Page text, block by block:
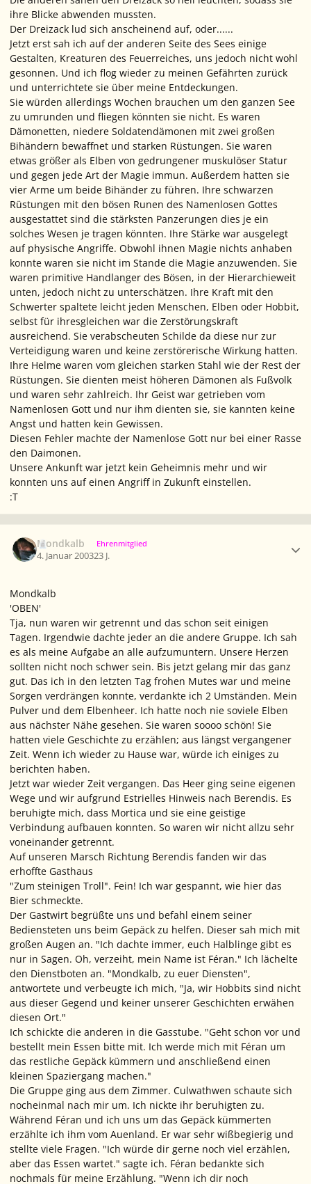
ihre Blicke abwenden mussten.
Der Dreizack lud sich anscheinend auf, oder......
Jetzt erst sah ich auf der anderen Seite des Sees einige
Gestalten, Kreaturen des Feuerreiches, uns jedoch nicht wohl
gesonnen. Und ich flog wieder zu meinen Gefährten zurück
und unterrichtete sie über meine Entdeckungen.
Sie würden allerdings Wochen brauchen um den ganzen See
zu umrunden und fliegen könnten sie nicht. Es waren
Dämonetten, niedere Soldatendämonen mit zwei großen
Bihändern bewaffnet und starken Rüstungen. Sie waren
etwas größer als Elben von gedrungener muskulöser Statur
und gegen jede Art der Magie immun. Außerdem hatten sie
vier Arme um beide Bihänder zu führen. Ihre schwarzen
Rüstungen mit den bösen Runen des Namenlosen Gottes
ausgestattet sind die stärksten Panzerungen dies je ein
solches Wesen je tragen könnten. Ihre Stärke war ausgelegt
auf physische Angriffe. Obwohl ihnen Magie nichts anhaben
konnte waren sie nicht im Stande die Magie anzuwenden. Sie
waren primitive Handlanger des Bösen, in der Hierarchieweit
unten, jedoch nicht zu unterschätzen. Ihre Kraft mit den
Schwerter spaltete leicht jeden Menschen, Elben oder Hobbit,
selbst für ihresgleichen war die Zerstörungskraft
ausreichend. Sie verabscheuten Schilde da diese nur zur
Verteidigung waren und keine zerstörerische Wirkung hatten.
Ihre Helme waren vom gleichen starken Stahl wie der Rest der
Rüstungen. Sie dienten meist höheren Dämonen als Fußvolk
und waren sehr zahlreich. Ihr Geist war getrieben vom
Namenlosen Gott und nur ihm dienten sie, sie kannten keine
Angst und hatten kein Gewissen.
Diesen Fehler machte der Namenlose Gott nur bei einer Rasse
den Daimonen.
Unsere Ankunft war jetzt kein Geheimnis mehr und wir
konnten uns auf einen Angriff in Zukunft einstellen.
:T
Mondkalb Ehrenmitglied
4. Januar 200323 J.
Mondkalb
'OBEN'
Tja, nun waren wir getrennt und das schon seit einigen
Tagen. Irgendwie dachte jeder an die andere Gruppe. Ich sah
es als meine Aufgabe an alle aufzumuntern. Unsere Herzen
sollten nicht noch schwer sein. Bis jetzt gelang mir das ganz
gut. Das ich in den letzten Tag frohen Mutes war und meine
Sorgen verdrängen konnte, verdankte ich 2 Umständen. Mein
Pulver und dem Elbenheer. Ich hatte noch nie soviele Elben
aus nächster Nähe gesehen. Sie waren soooo schön! Sie
hatten viele Geschichte zu erzählen; aus längst vergangener
Zeit. Wenn ich wieder zu Hause war, würde ich einiges zu
berichten haben.
Jetzt war wieder Zeit vergangen. Das Heer ging seine eigenen
Wege und wir aufgrund Estrielles Hinweis nach Berendis. Es
beruhigte mich, dass Mortica und sie eine geistige
Verbindung aufbauen konnten. So waren wir nicht allzu sehr
voneinander getrennt.
Auf unseren Marsch Richtung Berendis fanden wir das
erhoffte Gasthaus
"Zum steinigen Troll". Fein! Ich war gespannt, wie hier das
Bier schmeckte.
Der Gastwirt begrüßte uns und befahl einem seiner
Bediensteten uns beim Gepäck zu helfen. Dieser sah mich mit
großen Augen an. "Ich dachte immer, euch Halblinge gibt es
nur in Sagen. Oh, verzeiht, mein Name ist Féran." Ich lächelte
den Dienstboten an. "Mondkalb, zu euer Diensten",
antwortete und verbeugte ich mich, "Ja, wir Hobbits sind nicht
aus dieser Gegend und keiner unserer Geschichten erwähen
diesen Ort."
Ich schickte die anderen in die Gasstube. "Geht schon vor und
bestellt mein Essen bitte mit. Ich werde mich mit Féran um
das restliche Gepäck kümmern und anschließend einen
kleinen Spaziergang machen."
Die Gruppe ging aus dem Zimmer. Culwathwen schaute sich
nocheinmal nach mir um. Ich nickte ihr beruhigten zu.
Während Féran und ich uns um das Gepäck kümmerten
erzählte ich ihm vom Auenland. Er war sehr wißbegierig und
stellte viele Fragen. "Ich würde dir gerne noch viel erzählen,
aber das Essen wartet." sagte ich. Féran bedankte sich
nochmals für meine Erzählung. "Wenn ich dir noch